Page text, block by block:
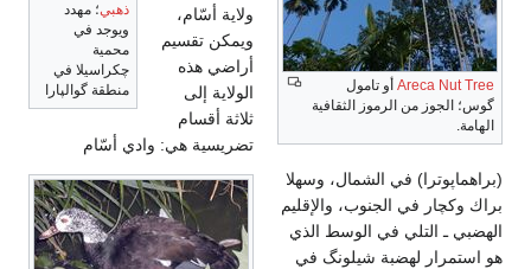
Areca Nut Treeأو تامول
گوس؛ الجوز من الرموز الثقافية
الهامة.
ذهبي؛ مهدد
ويوجد في
محمية
چكراسيلا في
منطقة گوالپارا
ولاية أسّام،
ويمكن تقسيم
أراضي هذه
الولاية إلى
ثلاثة أقسام
تضريسية هي: وادي أسّام
(براهماپوترا) في الشمال، وسهلا
براك وكچار في الجنوب، والإقليم
الهضبي ـ التلي في الوسط الذي
هو استمرار لهضبة شيلونگ في